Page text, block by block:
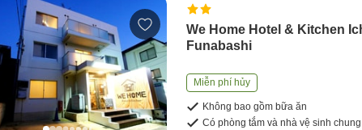
We Home Hotel & Kitchen
Funabashi
Miễn phí hủy
Không bao gồm bữa ăn
Có phòng tắm và nhà vệ sinh chung